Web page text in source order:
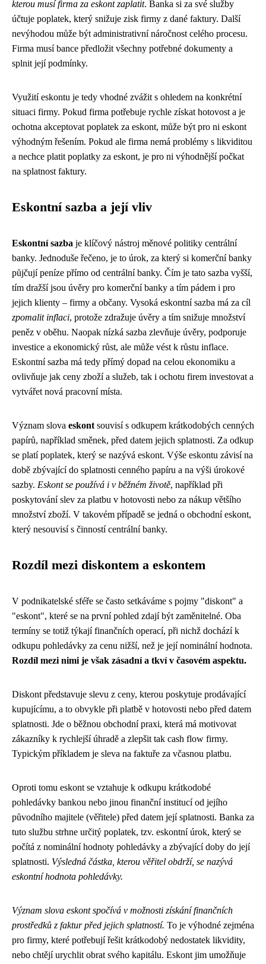
kterou musí firma za eskont zaplatit. Banka si za své služby
účtuje poplatek, který snižuje zisk firmy z dané faktury. Další
nevýhodou může být administrativní náročnost celého procesu.
Firma musí bance předložit všechny potřebné dokumenty a
splnit její podmínky.
Využití eskontu je tedy vhodné zvážit s ohledem na konkrétní
situaci firmy. Pokud firma potřebuje rychle získat hotovost a je
ochotna akceptovat poplatek za eskont, může být pro ni eskont
výhodným řešením. Pokud ale firma nemá problémy s likviditou
a nechce platit poplatky za eskont, je pro ni výhodnější počkat
na splatnost faktury.
Eskontní sazba a její vliv
Eskontní sazba je klíčový nástroj měnové politiky centrální
banky. Jednoduše řečeno, je to úrok, za který si komerční banky
půjčují peníze přímo od centrální banky. Čím je tato sazba vyšší,
tím dražší jsou úvěry pro komerční banky a tím pádem i pro
jejich klienty – firmy a občany. Vysoká eskontní sazba má za cíl
zpomalit inflaci, protože zdražuje úvěry a tím snižuje množství
peněz v oběhu. Naopak nízká sazba zlevňuje úvěry, podporuje
investice a ekonomický růst, ale může vést k růstu inflace.
Eskontní sazba má tedy přímý dopad na celou ekonomiku a
ovlivňuje jak ceny zboží a služeb, tak i ochotu firem investovat a
vytvářet nová pracovní místa.
Význam slova eskont souvisí s odkupem krátkodobých cenných
papírů, například směnek, před datem jejich splatnosti. Za odkup
se platí poplatek, který se nazývá eskont. Výše eskontu závisí na
době zbývající do splatnosti cenného papíru a na výši úrokové
sazby. Eskont se používá i v běžném životě, například při
poskytování slev za platbu v hotovosti nebo za nákup většího
množství zboží. V takovém případě se jedná o obchodní eskont,
který nesouvisí s činností centrální banky.
Rozdíl mezi diskontem a eskontem
V podnikatelské sféře se často setkáváme s pojmy "diskont" a
"eskont", které se na první pohled zdají být zaměnitelné. Oba
termíny se totiž týkají finančních operací, při nichž dochází k
odkupu pohledávky za cenu nižší, než je její nominální hodnota.
Rozdíl mezi nimi je však zásadní a tkví v časovém aspektu.
Diskont představuje slevu z ceny, kterou poskytuje prodávající
kupujícímu, a to obvykle při platbě v hotovosti nebo před datem
splatnosti. Jde o běžnou obchodní praxi, která má motivovat
zákazníky k rychlejší úhradě a zlepšit tak cash flow firmy.
Typickým příkladem je sleva na faktuře za včasnou platbu.
Oproti tomu eskont se vztahuje k odkupu krátkodobé
pohledávky bankou nebo jinou finanční institucí od jejího
původního majitele (věřitele) před datem její splatnosti. Banka za
tuto službu strhne určitý poplatek, tzv. eskontní úrok, který se
počítá z nominální hodnoty pohledávky a zbývající doby do její
splatnosti. Výsledná částka, kterou věřitel obdrží, se nazývá
eskontní hodnota pohledávky.
Význam slova eskont spočívá v možnosti získání finančních
prostředků z faktur před jejich splatností. To je výhodné zejména
pro firmy, které potřebují řešit krátkodobý nedostatek likvidity,
nebo chtějí urychlit obrat svého kapitálu. Eskont jim umožňuje